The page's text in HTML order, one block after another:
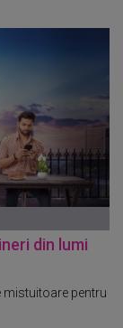
din lumi
mistuitoare pentru